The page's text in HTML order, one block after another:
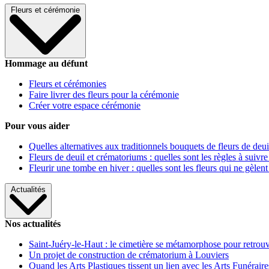
Fleurs et cérémonie
Hommage au défunt
Fleurs et cérémonies
Faire livrer des fleurs pour la cérémonie
Créer votre espace cérémonie
Pour vous aider
Quelles alternatives aux traditionnels bouquets de fleurs de
Fleurs de deuil et crématoriums : quelles sont les règles à
Fleurir une tombe en hiver : quelles sont les fleurs qui ne gèlent
Actualités
Nos actualités
Saint-Juéry-le-Haut : le cimetière se métamorphose pour
Un projet de construction de crématorium à Louviers
Quand les Arts Plastiques tissent un lien avec les Arts